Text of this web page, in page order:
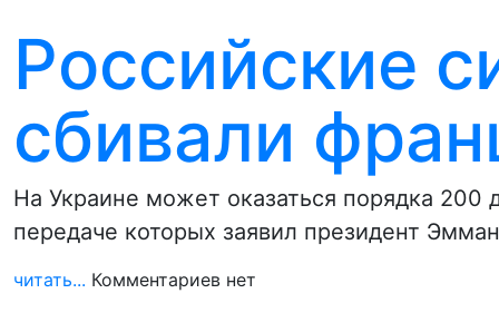
Российские
сбивали
На Украине может оказаться порядка 200
передаче которых заявил президент
читать... Комментариев нет